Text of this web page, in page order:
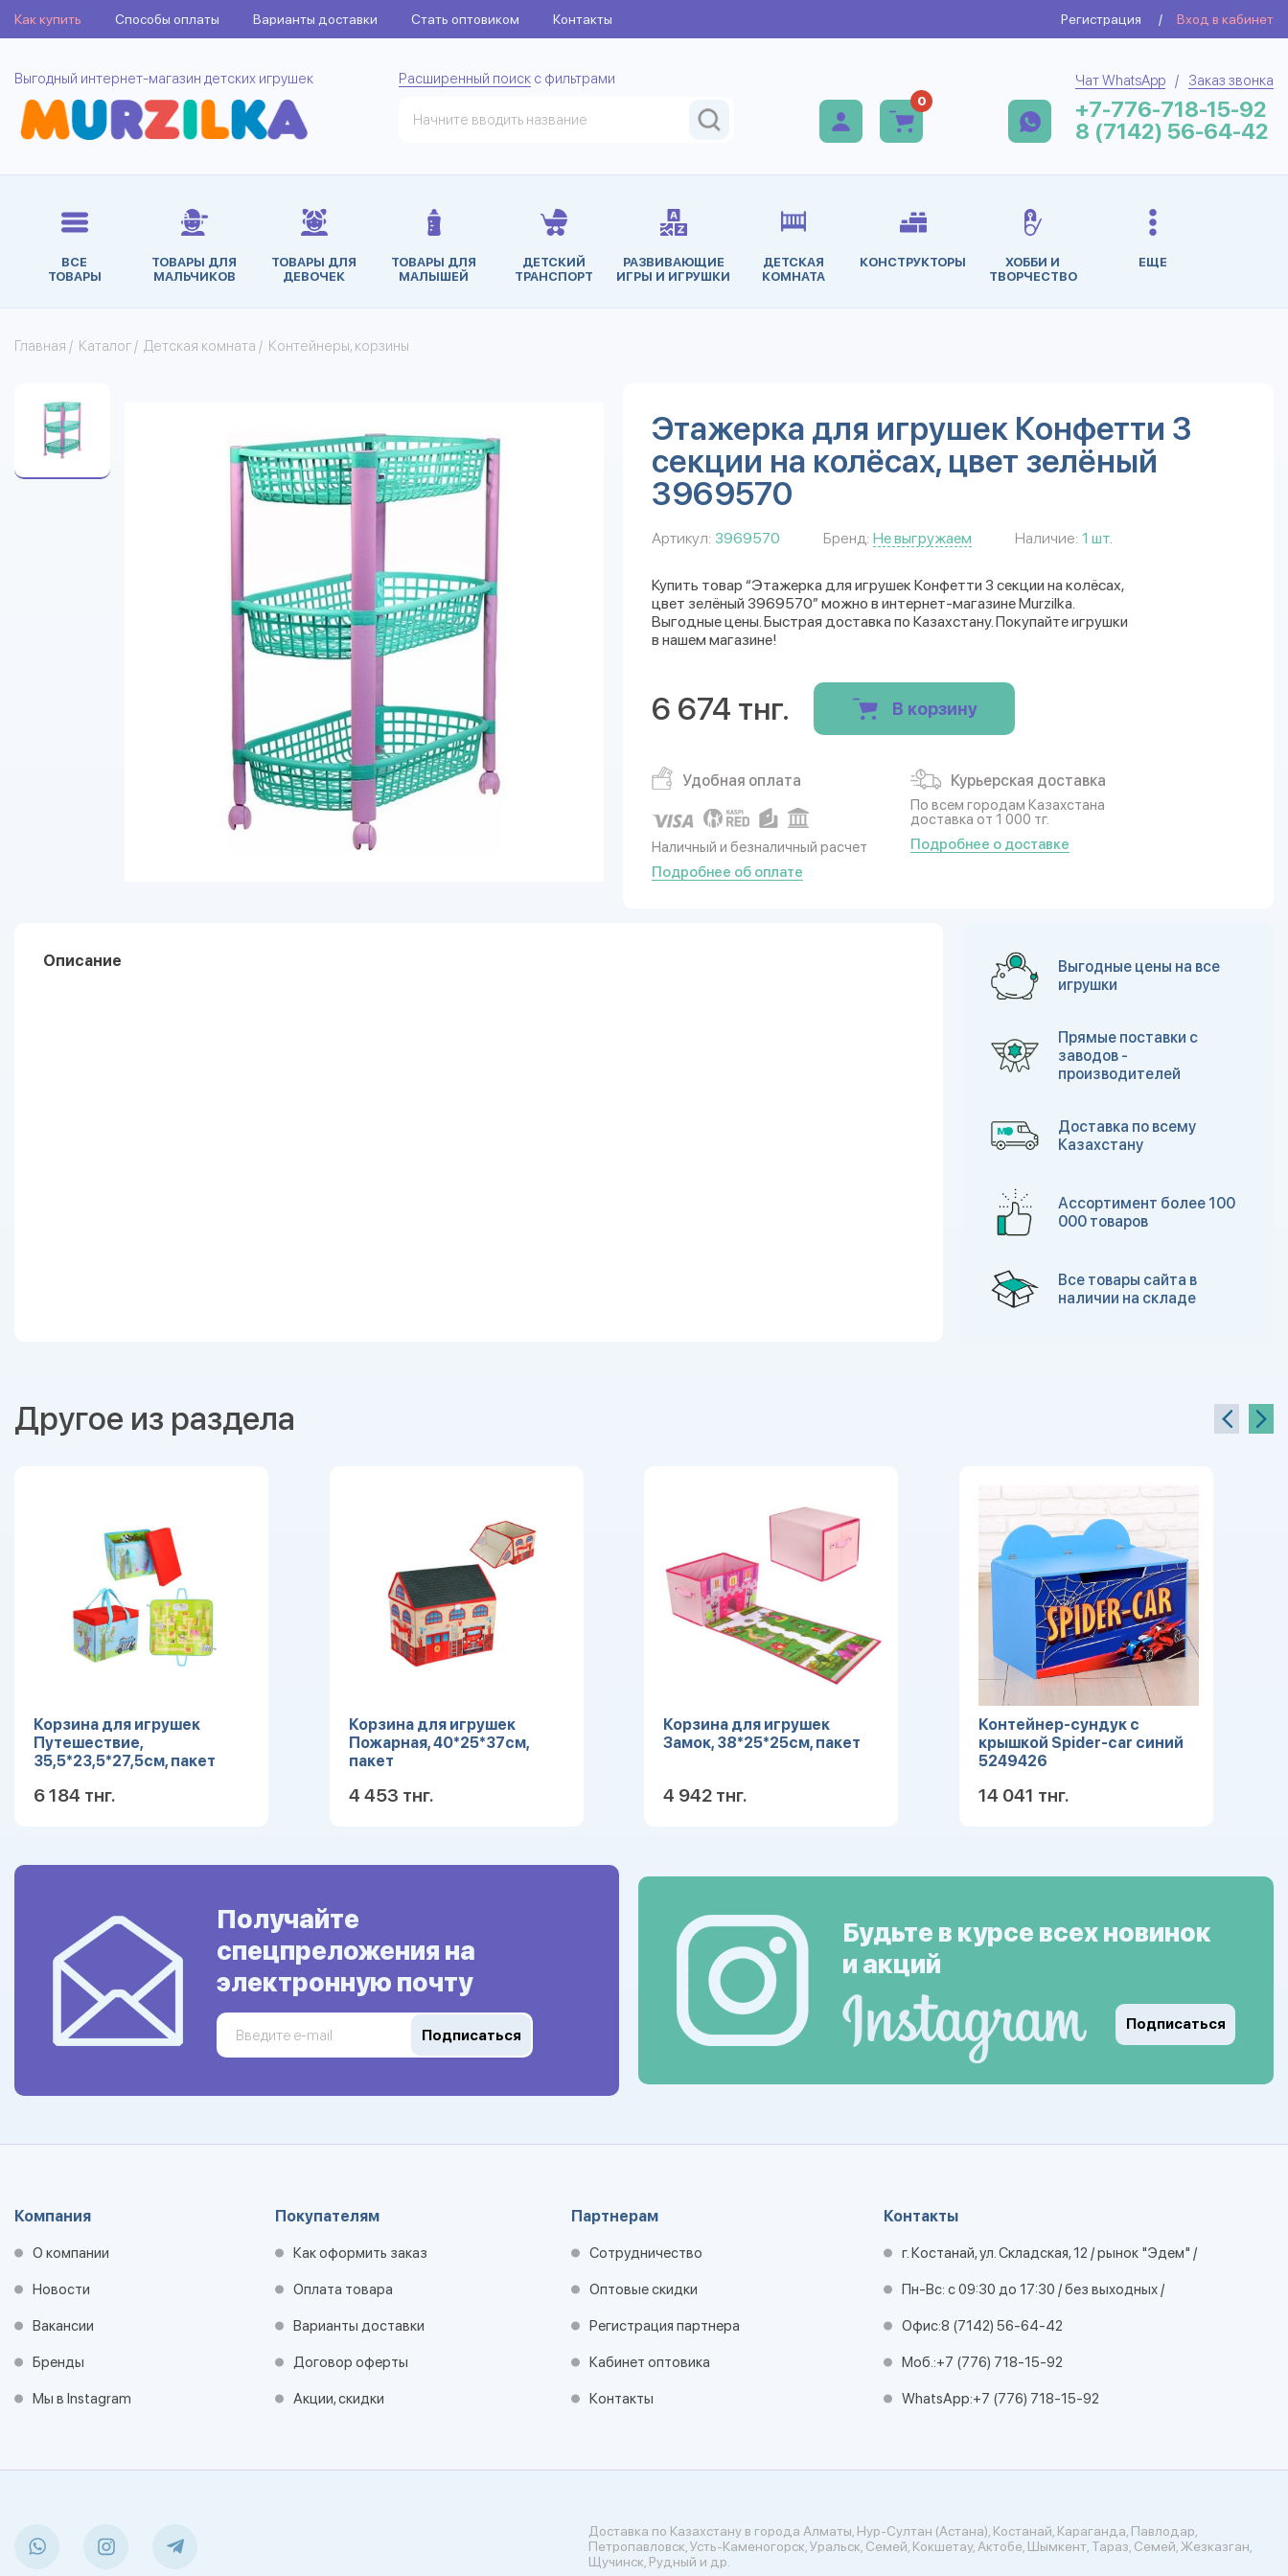
Как купить Способы оплаты Варианты доставки Стать оптовиком Контакты Регистрация / Вход в кабинет
Выгодный интернет-магазин детских игрушек Расширенный поиск с фильтрами
0
Чат WhatsApp / Заказ звонка
+7-776-718-15-92
8 (7142) 56-64-42
ВСЕ
ТОВАРЫ
ТОВАРЫ ДЛЯ
МАЛЬЧИКОВ
ТОВАРЫ ДЛЯ
ДЕВОЧЕК
ТОВАРЫ ДЛЯ
МАЛЫШЕЙ
ДЕТСКИЙ
ТРАНСПОРТ
РАЗВИВАЮЩИЕ
ИГРЫ И ИГРУШКИ
ДЕТСКАЯ
КОМНАТА
КОНСТРУКТОРЫ
ХОББИ И
ТВОРЧЕСТВО
ЕЩЕ
Главная / Каталог / Детская комната / Контейнеры, корзины
Этажерка для игрушек Конфетти 3
секции на колёсах, цвет зелёный
3969570
Артикул: 3969570 Бренд: Не выгружаем Наличие: 1 шт.
Купить товар “Этажерка для игрушек Конфетти 3 секции на колёсах,
цвет зелёный 3969570” можно в интернет-магазине Murzilka.
Выгодные цены. Быстрая доставка по Казахстану. Покупайте игрушки
в нашем магазине!
6 674 тнг. В корзину
Удобная оплата
Наличный и безналичный расчет
Подробнее об оплате
Курьерская доставка
По всем городам Казахстана
доставка от 1 000 тг.
Подробнее о доставке
Описание
Выгодные цены на все
игрушки
Прямые поставки с
заводов -
производителей
Доставка по всему
Казахстану
Ассортимент более 100
000 товаров
Все товары сайта в
наличии на складе
Другое из раздела
Корзина для игрушек
Путешествие,
35,5*23,5*27,5см, пакет
6 184 тнг.
Корзина для игрушек
Пожарная, 40*25*37см,
пакет
4 453 тнг.
Корзина для игрушек
Замок, 38*25*25см, пакет
4 942 тнг.
Контейнер-сундук с
крышкой Spider-car синий
5249426
14 041 тнг.
Получайте
спецпреложения на
электронную почту
Подписаться
Будьте в курсе всех новинок
и акций
Подписаться
Компания
О компании
Новости
Вакансии
Бренды
Мы в Instagram
Покупателям
Как оформить заказ
Оплата товара
Варианты доставки
Договор оферты
Акции, скидки
Партнерам
Сотрудничество
Оптовые скидки
Регистрация партнера
Кабинет оптовика
Контакты
Контакты
г. Костанай, ул. Складская, 12 / рынок "Эдем" /
Пн-Вс: с 09:30 до 17:30 / без выходных /
Офис:8 (7142) 56-64-42
Моб.:+7 (776) 718-15-92
WhatsApp:+7 (776) 718-15-92
Доставка по Казахстану в города Алматы, Нур-Султан (Астана), Костанай, Караганда, Павлодар,
Петропавловск, Усть-Каменогорск, Уральск, Семей, Кокшетау, Актобе, Шымкент, Тараз, Семей, Жезказган,
Щучинск, Рудный и др.